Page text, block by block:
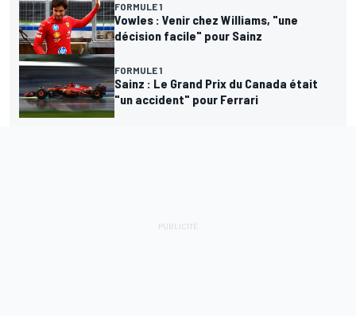
FORMULE 1
Vowles : Venir chez Williams, "une
décision facile" pour Sainz
FORMULE 1
Sainz : Le Grand Prix du Canada était
"un accident" pour Ferrari